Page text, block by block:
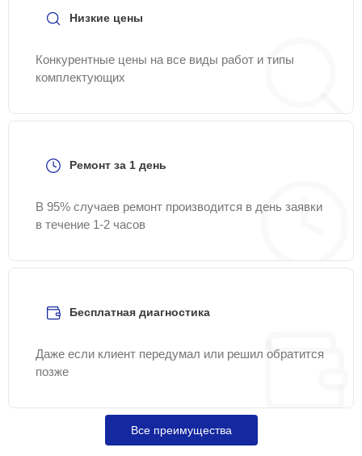
Низкие цены
Конкурентные цены на все виды работ и типы
комплектующих
Ремонт за 1 день
В 95% случаев ремонт производится в день заявки
в течение 1-2 часов
Бесплатная диагностика
Даже если клиент передумал или решил обратится
позже
Все преимущества